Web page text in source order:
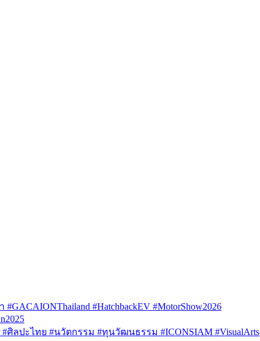
#HatchbackEV #MotorShow2026
ศิลปะไทย #นวัตกรรม #ทุนวัฒนธรรม #ICONSIAM #VisualArts